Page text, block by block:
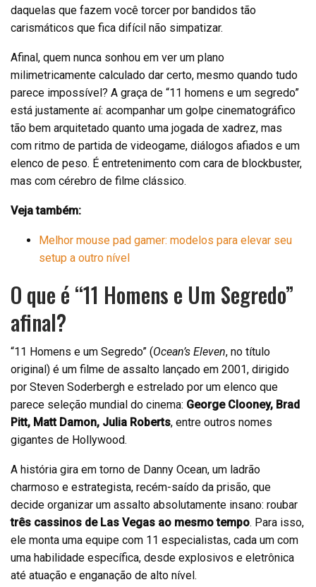
daquelas que fazem você torcer por bandidos tão
carismáticos que fica difícil não simpatizar.
Afinal, quem nunca sonhou em ver um plano
milimetricamente calculado dar certo, mesmo quando tudo
parece impossível? A graça de “11 homens e um segredo”
está justamente aí: acompanhar um golpe cinematográfico
tão bem arquitetado quanto uma jogada de xadrez, mas
com ritmo de partida de videogame, diálogos afiados e um
elenco de peso. É entretenimento com cara de blockbuster,
mas com cérebro de filme clássico.
Veja também:
Melhor mouse pad gamer: modelos para elevar seu
setup a outro nível
O que é “11 Homens e Um Segredo”
afinal?
“11 Homens e um Segredo” (Ocean’s Eleven, no título
original) é um filme de assalto lançado em 2001, dirigido
por Steven Soderbergh e estrelado por um elenco que
parece seleção mundial do cinema: George Clooney, Brad
Pitt, Matt Damon, Julia Roberts, entre outros nomes
gigantes de Hollywood.
A história gira em torno de Danny Ocean, um ladrão
charmoso e estrategista, recém-saído da prisão, que
decide organizar um assalto absolutamente insano: roubar
três cassinos de Las Vegas ao mesmo tempo. Para isso,
ele monta uma equipe com 11 especialistas, cada um com
uma habilidade específica, desde explosivos e eletrônica
até atuação e enganação de alto nível.